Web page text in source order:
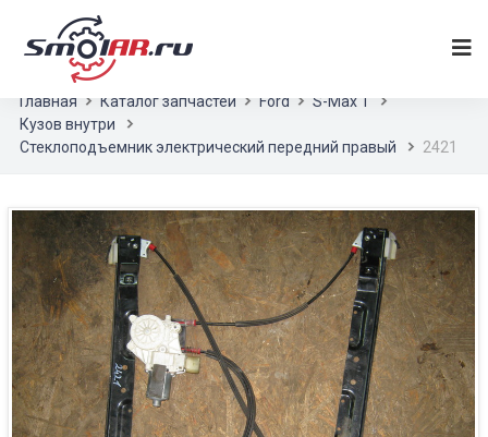
Главная Каталог запчастей Ford
S-Max 1
Кузов внутри
Стеклоподъемник электрический передний правый
2421